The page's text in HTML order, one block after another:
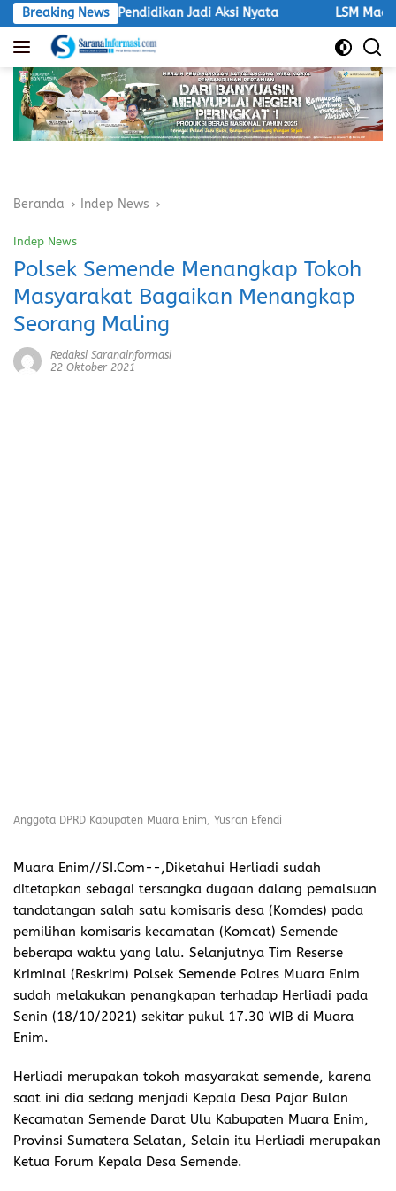
Langsung
ke
konten
Breaking News
Dorong Pendidikan Jadi Aksi Nyata LSM Macan
Beranda Indep News
Indep News
Polsek Semende Menangkap Tokoh
Masyarakat Bagaikan Menangkap
Seorang Maling
Redaksi Saranainformasi
22 Oktober 2021
Anggota DPRD Kabupaten Muara Enim, Yusran Efendi
Muara Enim//SI.Com- -,Diketahui Herliadi sudah
ditetapkan sebagai tersangka dugaan dalang pemalsuan
tandatangan salah satu komisaris desa (Komdes) pada
pemilihan komisaris kecamatan (Komcat) Semende
beberapa waktu yang lalu. Selanjutnya Tim Reserse
Kriminal (Reskrim) Polsek Semende Polres Muara Enim
sudah melakukan penangkapan terhadap Herliadi pada
Senin (18/10/2021) sekitar pukul 17.30 WIB di Muara
Enim.
Herliadi merupakan tokoh masyarakat semende, karena
saat ini dia sedang menjadi Kepala Desa Pajar Bulan
Kecamatan Semende Darat Ulu Kabupaten Muara Enim,
Provinsi Sumatera Selatan, Selain itu Herliadi merupakan
Ketua Forum Kepala Desa Semende.